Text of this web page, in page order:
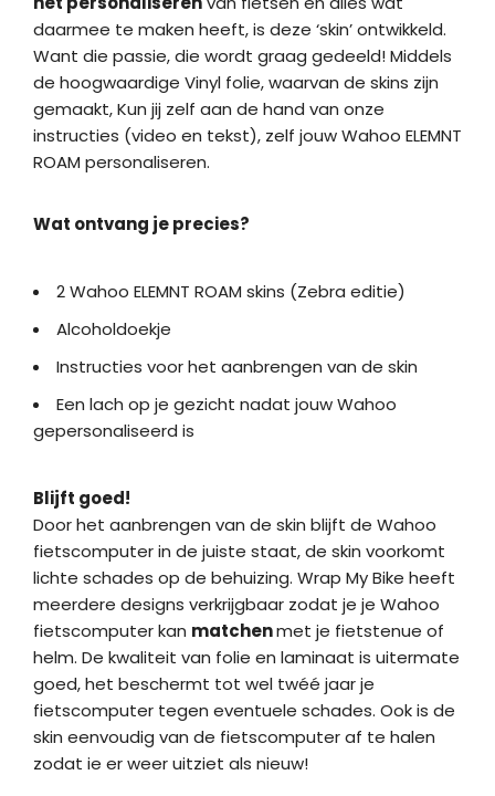
daarmee te maken heeft, is deze ‘skin’ ontwikkeld.
Want die passie, die wordt graag gedeeld! Middels
de hoogwaardige Vinyl folie, waarvan de skins zijn
gemaakt, Kun jij zelf aan de hand van onze
instructies (video en tekst), zelf jouw Wahoo ELEMNT
ROAM personaliseren.
Wat ontvang je precies?
2 Wahoo ELEMNT ROAM skins (Zebra editie)
Alcoholdoekje
Instructies voor het aanbrengen van de skin
Een lach op je gezicht nadat jouw Wahoo
gepersonaliseerd is
Blijft goed!
Door het aanbrengen van de skin blijft de Wahoo
fietscomputer in de juiste staat, de skin voorkomt
lichte schades op de behuizing. Wrap My Bike heeft
meerdere designs verkrijgbaar zodat je je Wahoo
fietscomputer kan matchenmet je fietstenue of
helm. De kwaliteit van folie en laminaat is uitermate
goed, het beschermt tot wel twéé jaar je
fietscomputer tegen eventuele schades. Ook is de
skin eenvoudig van de fietscomputer af te halen
zodat ie er weer uitziet als nieuw!